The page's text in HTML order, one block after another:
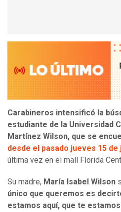
Carabineros intensificó la
estudiante de la Universidad
Martínez Wilson, que se
desde el pasado jueves 15 de
última vez en el mall Florida
Su madre, María Isabel Wilson
único que queremos es
estamos aquí, que te